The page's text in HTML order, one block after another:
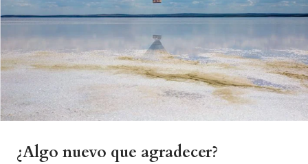
¿Algo nuevo que agradecer?